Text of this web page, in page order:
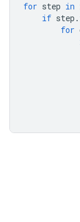
for step in
if step .
for